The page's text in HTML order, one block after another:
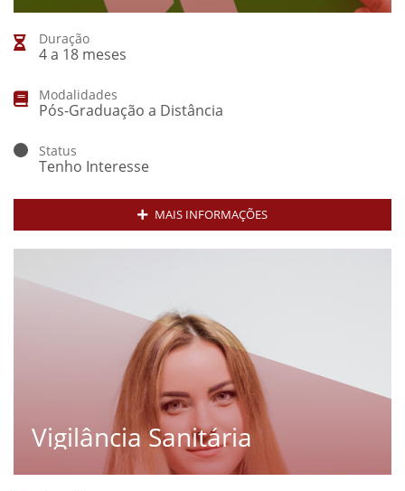
Duração
4 a 18 meses
Modalidades
Pós-Graduação a Distância
Status
Tenho Interesse
MAIS INFORMAÇÕES
Vigilância Sanitária